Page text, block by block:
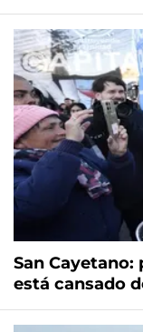
San Cayetano:
está cansado